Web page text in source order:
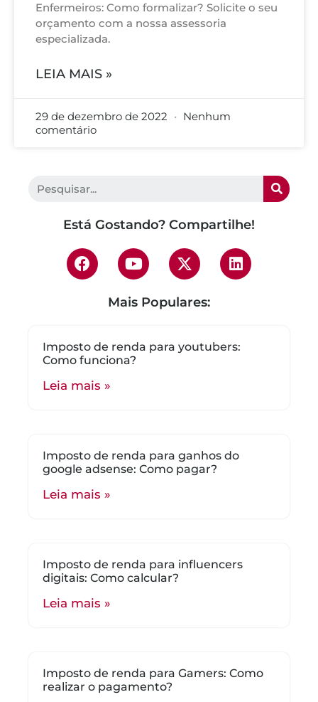
Enfermeiros: Como formalizar? Solicite o seu
orçamento com a nossa assessoria
especializada.
LEIA MAIS »
29 de dezembro de 2022
Nenhum
comentário
Está Gostando? Compartilhe!
Mais Populares:
Imposto de renda para youtubers:
Como funciona?
Leia mais »
Imposto de renda para ganhos do
google adsense: Como pagar?
Leia mais »
Imposto de renda para influencers
digitais: Como calcular?
Leia mais »
Imposto de renda para Gamers: Como
realizar o pagamento?